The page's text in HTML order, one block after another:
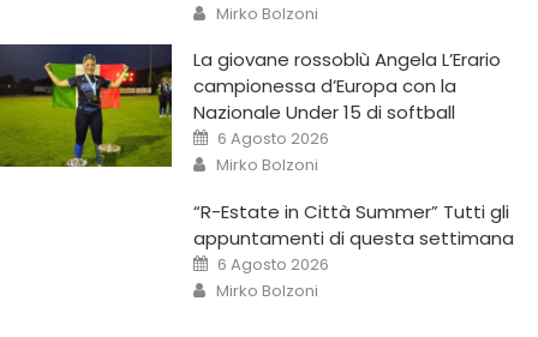
Mirko Bolzoni
La giovane rossoblù Angela L’Erario
campionessa d’Europa con la
Nazionale Under 15 di softball
6 Agosto 2026
Mirko Bolzoni
“R-Estate in Città Summer” Tutti gli
appuntamenti di questa settimana
6 Agosto 2026
Mirko Bolzoni